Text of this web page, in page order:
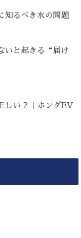
知るべき水の問題
いと起きる“届け
しい？｜ホンダEV